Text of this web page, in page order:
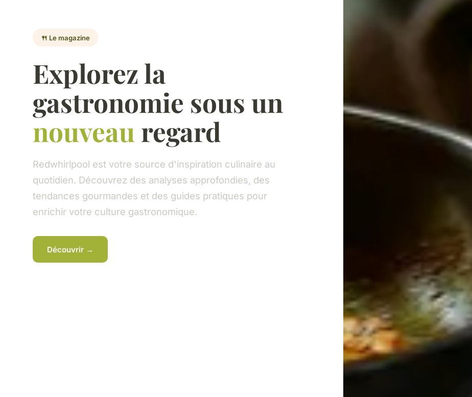
🍴 Le magazine
Explorez la
gastronomie sous un
nouveau regard
Redwhirlpool est votre source d'inspiration culinaire au
quotidien. Découvrez des analyses approfondies, des
tendances gourmandes et des guides pratiques pour
enrichir votre culture gastronomique.
Découvrir →